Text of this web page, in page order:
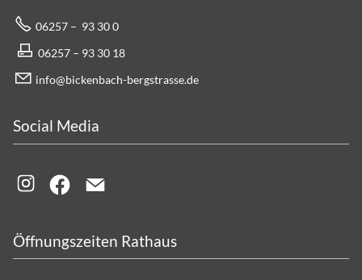
06257 – 93 30 0
06257 – 93 30 18
info@bickenbach-bergstrasse.de
Social Media
Öffnungszeiten Rathaus